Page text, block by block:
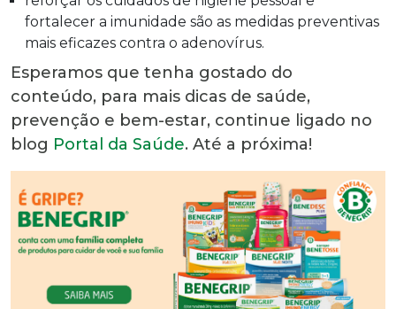
fortalecer a imunidade são as medidas preventivas
mais eficazes contra o adenovírus.
Esperamos que tenha gostado do
conteúdo, para mais dicas de saúde,
prevenção e bem-estar, continue ligado no
blog Portal da Saúde. Até a próxima!